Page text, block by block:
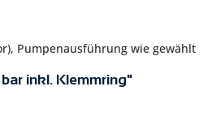
Pumpenausführung wie gewählt
inkl. Klemmring"